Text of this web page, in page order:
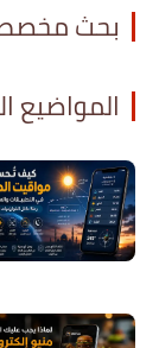
بحث مخصص
المواضيع